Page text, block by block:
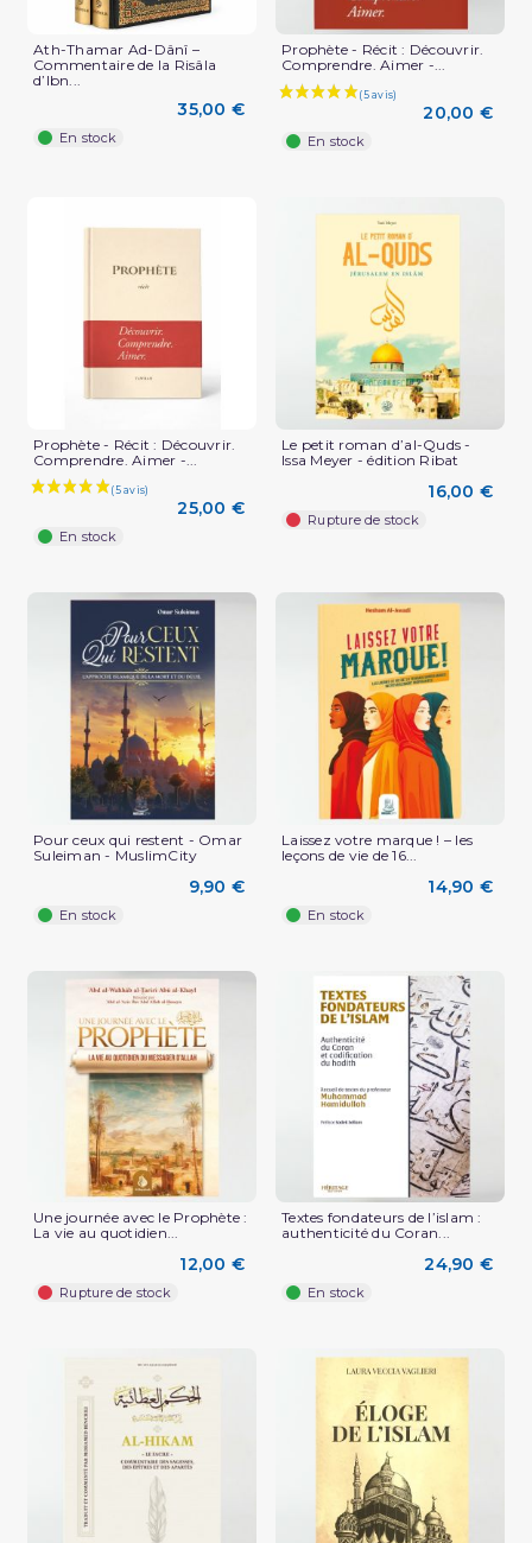
Ath-Thamar Ad-Dânî –
Commentaire de la Risâla
d’Ibn...
35,00 €
En stock
Prophète - Récit : Découvrir.
Comprendre. Aimer -...
20,00 €
En stock
Prophète - Récit : Découvrir.
Comprendre. Aimer -...
(5 avis)
25,00 €
En stock
Le petit roman d’al-Quds -
Issa Meyer - édition Ribat
16,00 €
Rupture de stock
Pour ceux qui restent - Omar
Suleiman - MuslimCity
9,90 €
En stock
Laissez votre marque ! – les
leçons de vie de 16...
14,90 €
En stock
Une journée avec le Prophète :
La vie au quotidien...
12,00 €
Rupture de stock
Textes fondateurs de l’islam :
authenticité du Coran...
24,90 €
En stock